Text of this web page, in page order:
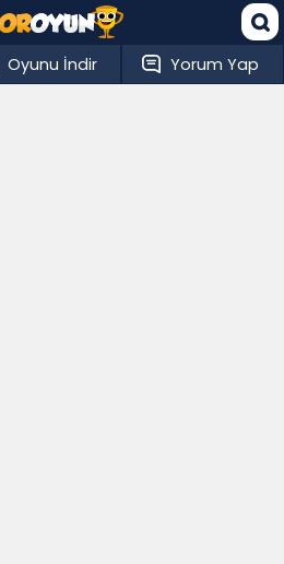
Oyunu İndir Yorum Yap